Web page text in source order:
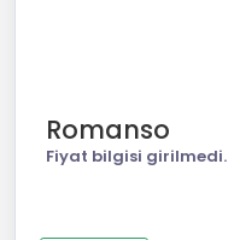
Romanso
Fiyat bilgisi girilmedi.